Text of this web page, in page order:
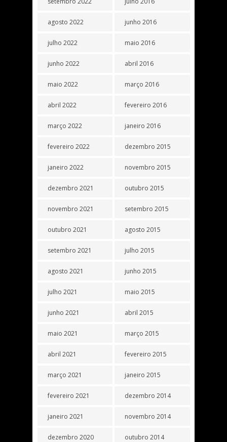
agosto 2022
julho 2022
junho 2022
maio 2022
abril 2022
março 2022
fevereiro 2022
janeiro 2022
dezembro 2021
novembro 2021
outubro 2021
setembro 2021
agosto 2021
julho 2021
junho 2021
maio 2021
abril 2021
março 2021
fevereiro 2021
janeiro 2021
dezembro 2020
junho 2016
maio 2016
abril 2016
março 2016
fevereiro 2016
janeiro 2016
dezembro 2015
novembro 2015
outubro 2015
setembro 2015
agosto 2015
julho 2015
junho 2015
maio 2015
abril 2015
março 2015
fevereiro 2015
janeiro 2015
dezembro 2014
novembro 2014
outubro 2014